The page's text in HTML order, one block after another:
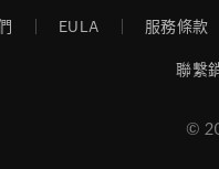
EULA 服務條款
聯繫
©